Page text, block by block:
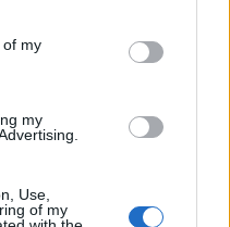
in below Google
of my
my
Use,
of my
nummer tre på
ble han nummer
i
ferdig. Jeg tror jeg